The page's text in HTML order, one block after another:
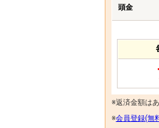
頭金
※返済金額は
※会員登録(無